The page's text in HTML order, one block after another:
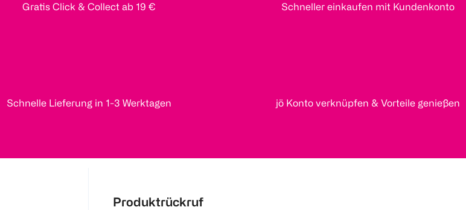
Gratis Click & Collect ab 19 € Schneller einkaufen mit Kundenkonto
Schnelle Lieferung in 1-3 Werktagen jö Konto verknüpfen & Vorteile genießen
Produktrückruf